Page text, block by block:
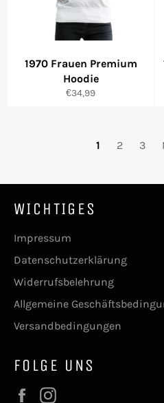
1970 Frauen Premium
Hoodie
Normaler
€34,99
1 2 3
WICHTIGES
Impressum
Datenschutzerklärung
Widerrufsbelehrung
Allgemeine
Versandbedingungen
FOLGE UNS
Facebook